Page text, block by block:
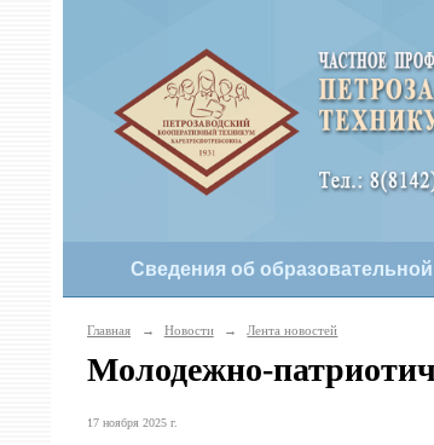
Сведения об
Главная → Новости → Лента новостей
Молодежно-
17 ноября 2025 г.